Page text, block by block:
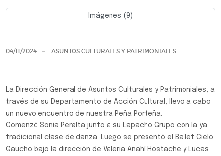
Imágenes (9)
04/11/2024 ASUNTOS CULTURALES Y PATRIMONIALES
La Dirección General de Asuntos Culturales y Patrimoniales, a
través de su Departamento de Acción Cultural, llevo a cabo
un nuevo encuentro de nuestra Peña Porteña.
Comenzó Sonia Peralta junto a su Lapacho Grupo con la ya
tradicional clase de danza. Luego se presentó el Ballet Cielo
Gaucho bajo la dirección de Valeria Anahí Hostache y Lucas